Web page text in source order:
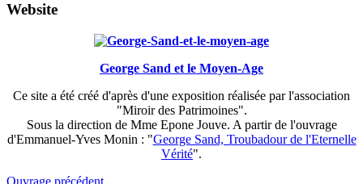
Website
George Sand et le Moyen-Age
Ce site a été créé d'après d'une exposition réalisée par l'association
"Miroir des Patrimoines".
Sous la direction de Mme Epone Jouve. A partir de l'ouvrage
d'Emmanuel-Yves Monin : "George Sand, Troubadour de l'Eternelle
Vérité".
Ouvrage précédent